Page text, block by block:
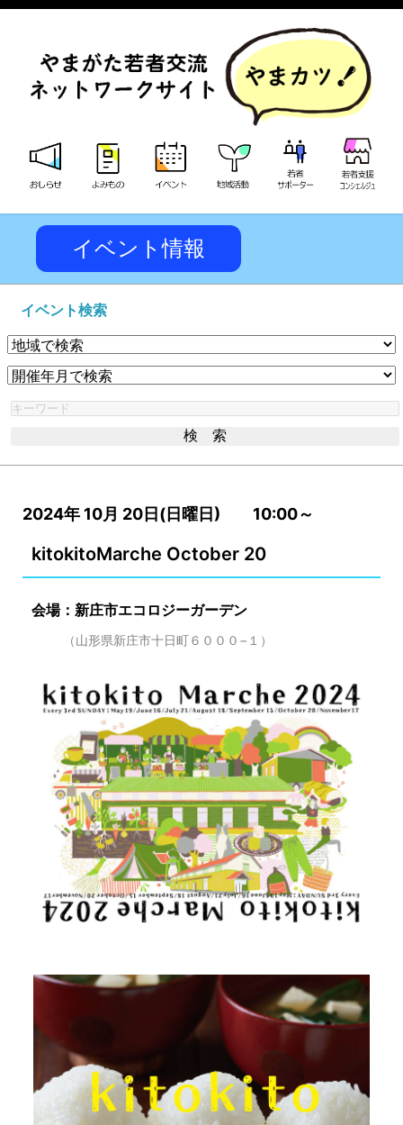
イベント情報
イベント検索
2024年 10月 20日(日曜日) 10:00～
kitokitoMarche October 20
会場：新庄市エコロジーガーデン
（山形県新庄市十日町６０００−１）